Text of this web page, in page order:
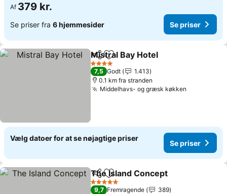
Af 379 kr.
Se priser fra 6 hjemmesider Se priser
Del Føj til favoritter
Mistral Bay Hotel
4 Stjerner
7,5 Godt
1.413
0.1 km fra stranden
Middelhavs- og græsk køkken
Vælg datoer for at se nøjagtige priser
Se priser
Del Føj til favoritter
The Island Concept
5 Stjerner
9,7 Fremragende
389